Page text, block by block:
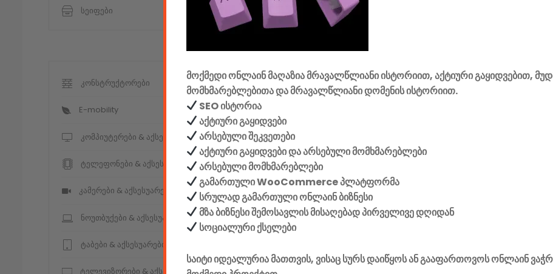
სეიფები
კონსტრუქტორები
E-mobility
კომპიუტერები & აქსესუარები
ტელეფონები & აქსესუარები
კამერები & აქსესუარები
ნოუთბუქები & აქსესუარები
ტაბები & აქსესუარები
ტელევიზორები & აქსესუარები
მოქმედი ონლაინ მაღაზია მრავალწლიანი ისტორიით, აქტიური გაყიდვებით,
მომხმარებლებითა და მრავალწლიანი დომენის ისტორიით.
SEO ისტორია
აქტიური გაყიდვები
არსებული შეკვეთები
აქტიური გაყიდვები და არსებული მომხმარებლები
არსებული მომხმარებლები
გამართული WooCommerce პლატფორმა
სრულად გამართული ონლაინ ბიზნესი
მზა ბიზნესი შემოსავლის მისაღებად პირველივე დღიდან
სოციალური ქსელები
საიტი იდეალურია მათთვის, ვისაც სურს დაიწყოს ან გააფართოვოს ონლაინ